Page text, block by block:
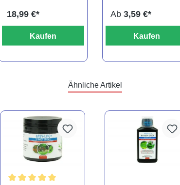
18,99 €*
Kaufen
Ab 3,59 €*
Kaufen
Ähnliche Artikel